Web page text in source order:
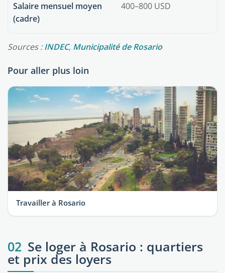
Salaire mensuel moyen
(cadre)
400–800 USD
Sources :INDEC, Municipalité de Rosario
Pour aller plus loin
Travailler à Rosario
02 Se loger à Rosario : quartiers
et prix des loyers